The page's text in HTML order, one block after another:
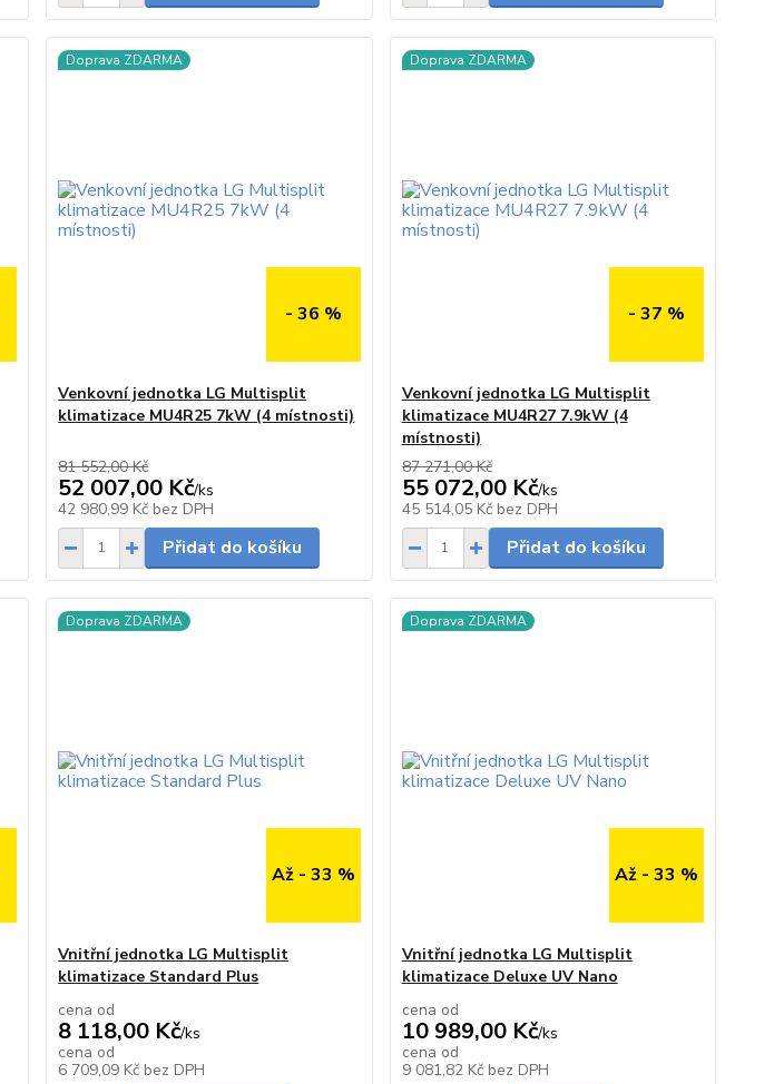
Doprava ZDARMA
- 36 %
Venkovní jednotka LG Multisplit
klimatizace MU4R25 7kW (4 místnosti)
81 552,00 Kč
52 007,00 Kč/ks
42 980,99 Kč bez DPH
Přidat do košíku
Doprava ZDARMA
- 37 %
Venkovní jednotka LG Multisplit
klimatizace MU4R27 7.9kW (4
místnosti)
87 271,00 Kč
55 072,00 Kč/ks
45 514,05 Kč bez DPH
Přidat do košíku
Doprava ZDARMA
Až - 33 %
Vnitřní jednotka LG Multisplit
klimatizace Standard Plus
cena od
8 118,00 Kč/ks
cena od
6 709,09 Kč bez DPH
Doprava ZDARMA
Až - 33 %
Vnitřní jednotka LG Multisplit
klimatizace Deluxe UV Nano
cena od
10 989,00 Kč/ks
cena od
9 081,82 Kč bez DPH